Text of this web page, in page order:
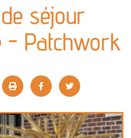
séjour
- Patchwork